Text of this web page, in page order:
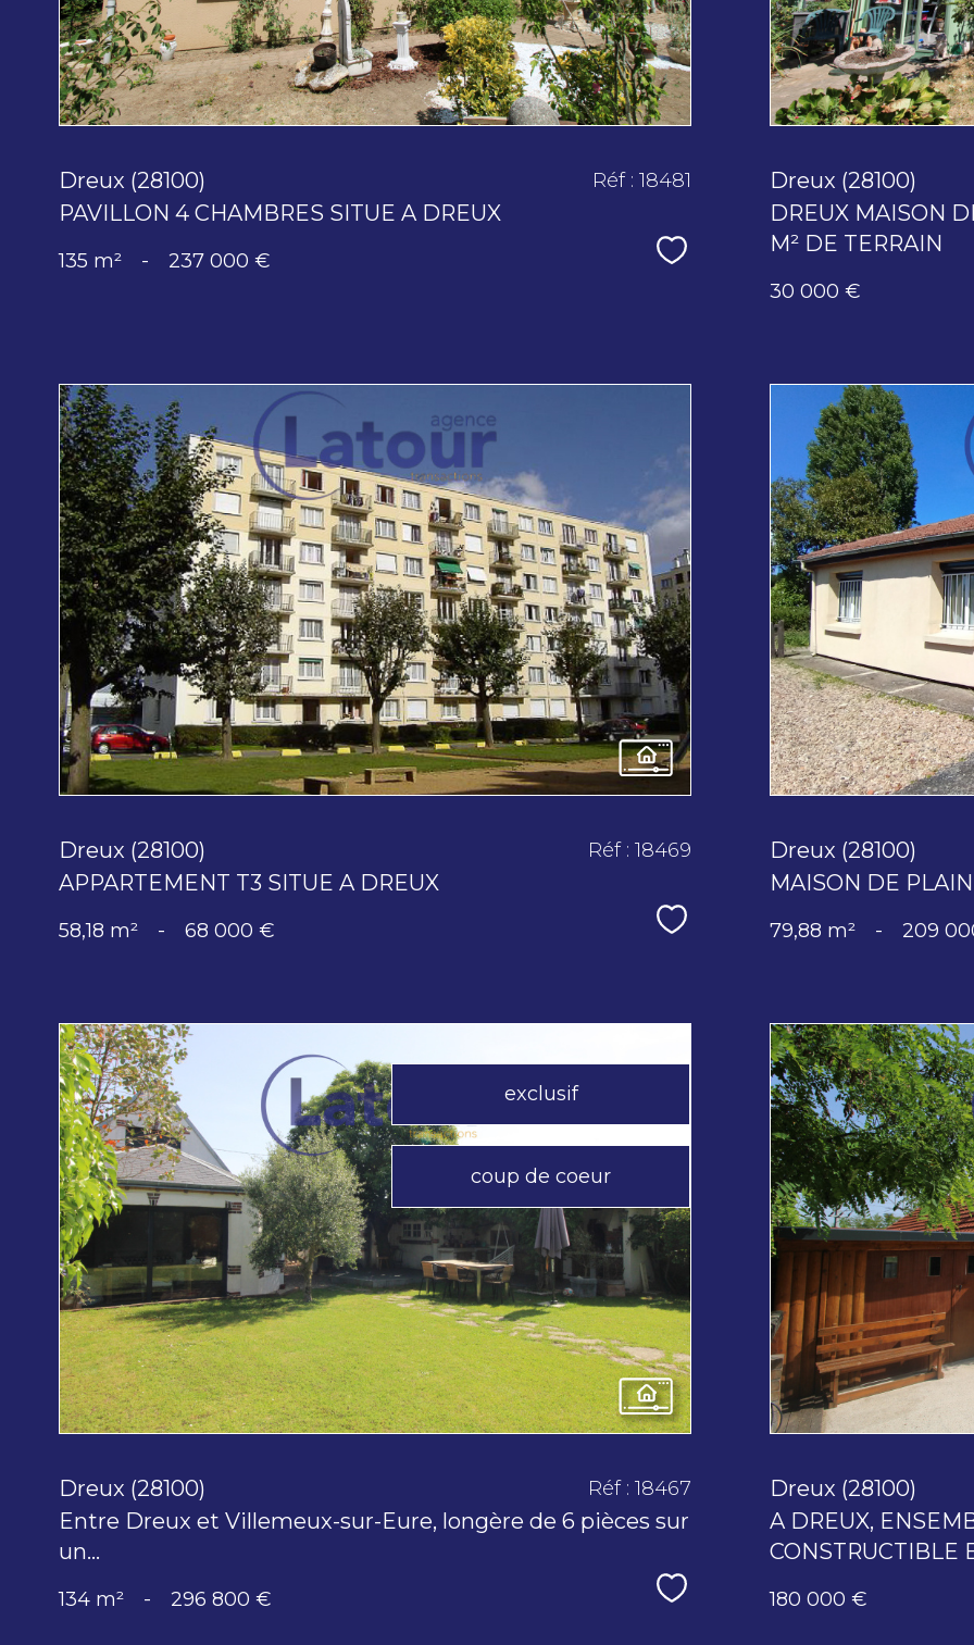
Dreux (28100)
PAVILLON 4 CHAMBRES SITUE A DREUX
Réf : 18481
135 m² - 237 000 € Sélectionner
Dreux (28100)
DREUX MAISON
M² DE TERRAIN
30 000 €
voir le
bien
Dreux (28100)
APPARTEMENT T3 SITUE A DREUX
Réf : 18469
58,18 m² - 68 000 € Sélectionner
Dreux (28100)
MAISON DE
79,88 m² - 209
exclusif
coup de coeur
voir le
bien
Dreux (28100)
Entre Dreux et Villemeux-sur-Eure, longère de 6 pièces sur
un...
Réf : 18467
134 m² - 296 800 € Sélectionner
Dreux (28100)
A DREUX,
CONSTRUCTIBLE
180 000 €